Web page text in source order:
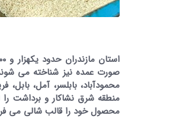
صورت عمده نیز شناخته می
محمودآباد، بابلسر، آمل،
منطقه شرق نشاکار و برداشت
محصول خود را قالب شالی می